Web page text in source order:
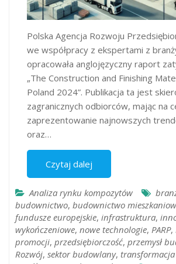
Polska Agencja Rozwoju
we współpracy z ekspertami z
opracowała anglojęzyczny raport
„The Construction and Finishing
Poland 2024”. Publikacja ta jest
zagranicznych odbiorców, mając na
zaprezentowanie najnowszych
oraz…
Czytaj dalej
Analiza rynku kompozytów
budownictwo, budownictwo
fundusze europejskie, infrastruktura,
wykończeniowe, nowe technologie, PARP,
promocji, przedsiębiorczość, przemysł
Rozwój, sektor budowlany,